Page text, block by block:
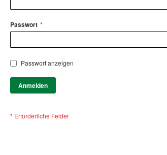
Passwort
Passwort anzeigen
Anmelden